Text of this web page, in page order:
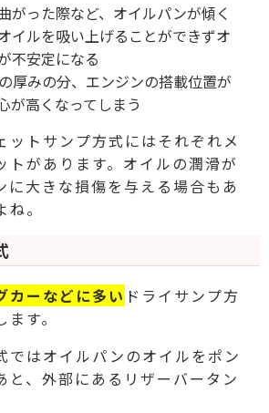
がった際など、オイルパンが傾く
イルを吸い上げることができずオ
不安定になる
厚みの分、エンジンの搭載位置が
が高くなってしまう
ットサンプ方式にはそれぞれメ
があります。 オイルの潤滑が
に大きな損傷を与える場合もあ
。
カーなどに多い ドライサンプ方
す。
ではオイルパンのオイルをポン
と、外部にあるリザーバータン